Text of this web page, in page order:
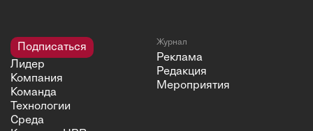
Подписаться
Лидер
Компания
Команда
Технологии
Среда
Журнал
Реклама
Редакция
Мероприятия